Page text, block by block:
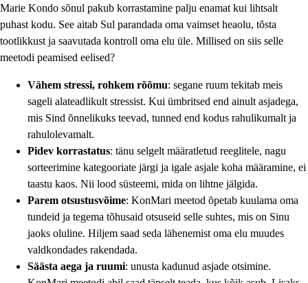
Marie Kondo sõnul pakub korrastamine palju enamat kui lihtsalt
puhast kodu. See aitab Sul parandada oma vaimset heaolu, tõsta
tootlikkust ja saavutada kontroll oma elu üle. Millised on siis selle
meetodi peamised eelised?
Vähem stressi, rohkem rõõmu: segane ruum tekitab meis
sageli alateadlikult stressist. Kui ümbritsed end ainult asjadega,
mis Sind õnnelikuks teevad, tunned end kodus rahulikumalt ja
rahulolevamalt.
Pidev korrastatus: tänu selgelt määratletud reeglitele, nagu
sorteerimine kategooriate järgi ja igale asjale koha määramine, ei
taastu kaos. Nii lood süsteemi, mida on lihtne jälgida.
Parem otsustusvõime: KonMari meetod õpetab kuulama oma
tundeid ja tegema tõhusaid otsuseid selle suhtes, mis on Sinu
jaoks oluline. Hiljem saad seda lähenemist oma elu muudes
valdkondades rakendada.
Säästa aega ja ruumi: unusta kadunud asjade otsimine.